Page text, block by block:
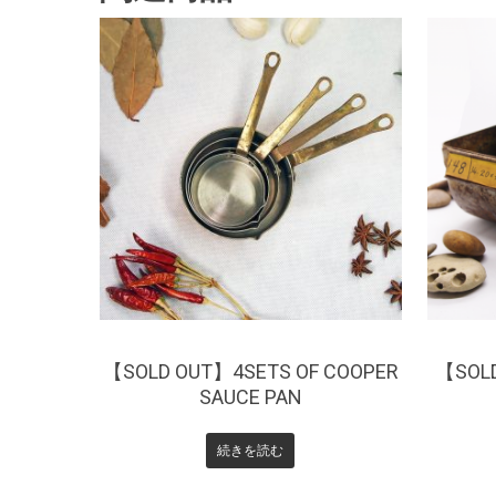
¥0
【SOLD OUT】4SETS OF COOPER
SAUCE PAN
続きを読む
¥
【